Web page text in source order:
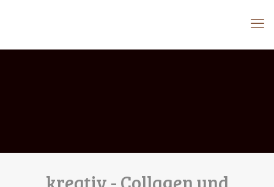
kreativ - Collagen und